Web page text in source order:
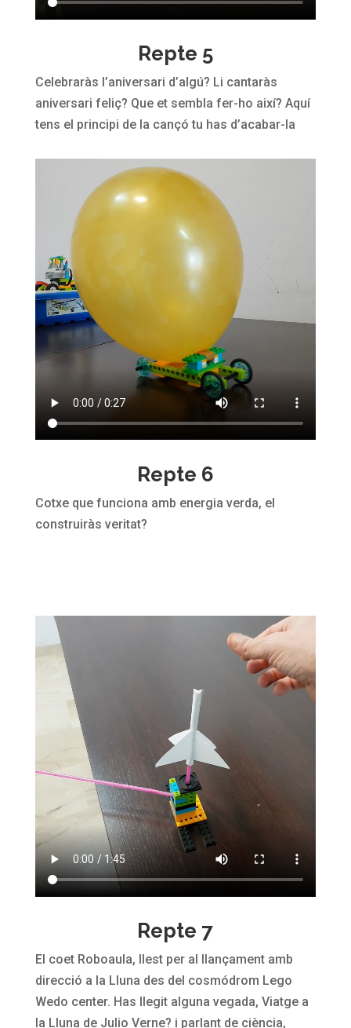
Repte 5
Celebraràs l’aniversari d’algú? Li cantaràs
aniversari feliç? Que et sembla fer-ho així? Aquí
tens el principi de la cançó tu has d’acabar-la
Repte 6
Cotxe que funciona amb energia verda, el
construiràs veritat?
Repte 7
El coet Roboaula, llest per al llançament amb
direcció a la Lluna des del cosmódrom Lego
Wedo center. Has llegit alguna vegada, Viatge a
la Lluna de Julio Verne? i parlant de ciència,